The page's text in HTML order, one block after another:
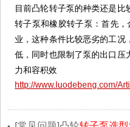
目前凸轮转子泵的种类还是
转子泵和橡胶转子泵：首先
业，这种条件比较恶劣的工况
低，同时也限制了泵的出口压
力和容积效
http://www.luodebeng.com/